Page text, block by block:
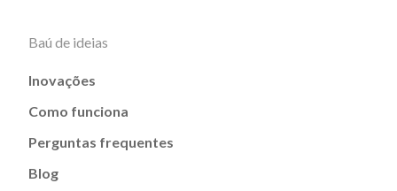
Baú de ideias
Inovações
Como funciona
Perguntas frequentes
Blog